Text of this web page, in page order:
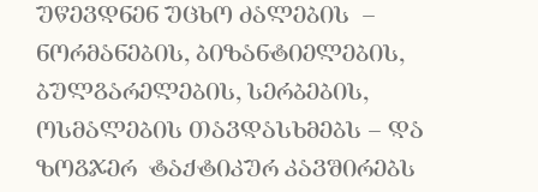
უწევდნენ უცხო ძალების –
ნორმანების, ბიზანტიელების,
ბულგარელების, სერბების,
ოსმალების თავდასხმებს – და
ზოგჯერ ტაქტიკურ კავშირებს